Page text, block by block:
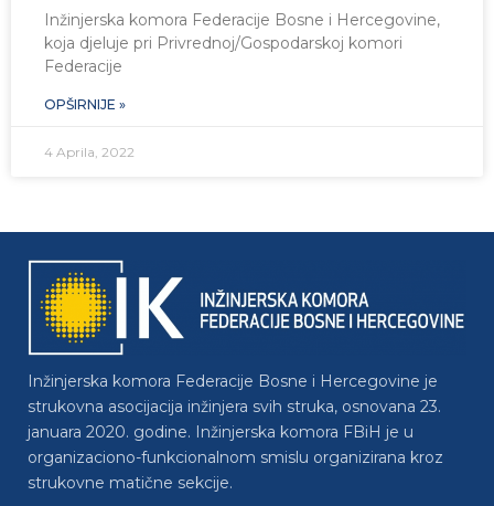
Inžinjerska komora Federacije Bosne i Hercegovine,
koja djeluje pri Privrednoj/Gospodarskoj komori
Federacije
OPŠIRNIJE »
4 Aprila, 2022
Inžinjerska komora Federacije Bosne i Hercegovine je
strukovna asocijacija inžinjera svih struka, osnovana 23.
januara 2020. godine. Inžinjerska komora FBiH je u
organizaciono-funkcionalnom smislu organizirana kroz
strukovne matične sekcije.